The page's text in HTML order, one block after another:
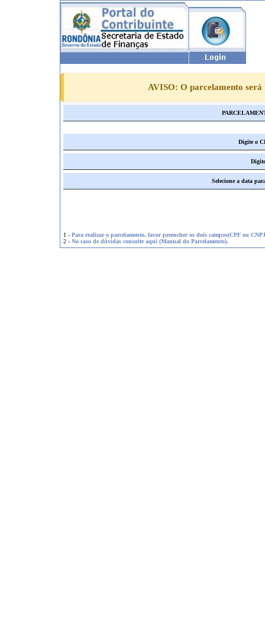
AVISO: O parcelamento será
Digite o
Selecione a data
1 - Para realizar o parcelamento, favor preencher os dois campos(CPF ou
2 - No caso de dúvidas consulte aqui (Manual do Parcelamento).